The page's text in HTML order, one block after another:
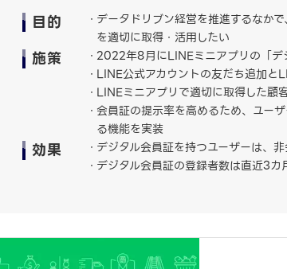
目的
データドリブン経営を推進するなか
を適切に取得・活用したい
施策
2022年8月にLINEミニアプリの「デ
LINE公式アカウントの友だち追加と
LINEミニアプリで適切に取得した顧
会員証の提示率を高めるため、ユー
る機能を実装
効果
デジタル会員証を持つユーザーは、
デジタル会員証の登録者数は直近3